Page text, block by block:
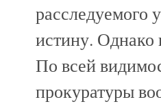
расследуемого
истину. Однако
По всей
прокуратуры